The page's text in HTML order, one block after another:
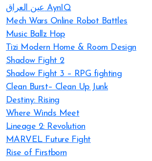
عين العراق AynIQ
Mech Wars Online Robot Battles
Music Ballz Hop
Tizi Modern Home & Room Design
Shadow Fight 2
Shadow Fight 3 – RPG fighting
Clean Burst– Clean Up Junk
Destiny: Rising
Where Winds Meet
Lineage 2: Revolution
MARVEL Future Fight
Rise of Firstborn